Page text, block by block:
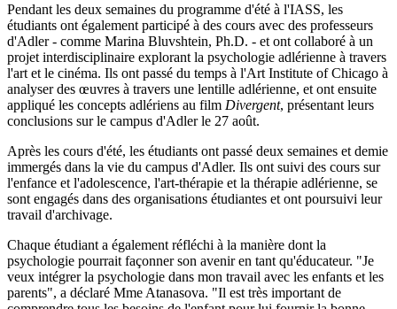
Pendant les deux semaines du programme d'été à l'IASS, les
étudiants ont également participé à des cours avec des professeurs
d'Adler - comme Marina Bluvshtein, Ph.D. - et ont collaboré à un
projet interdisciplinaire explorant la psychologie adlérienne à travers
l'art et le cinéma. Ils ont passé du temps à l'Art Institute of Chicago à
analyser des œuvres à travers une lentille adlérienne, et ont ensuite
appliqué les concepts adlériens au film Divergent, présentant leurs
conclusions sur le campus d'Adler le 27 août.
Après les cours d'été, les étudiants ont passé deux semaines et demie
immergés dans la vie du campus d'Adler. Ils ont suivi des cours sur
l'enfance et l'adolescence, l'art-thérapie et la thérapie adlérienne, se
sont engagés dans des organisations étudiantes et ont poursuivi leur
travail d'archivage.
Chaque étudiant a également réfléchi à la manière dont la
psychologie pourrait façonner son avenir en tant qu'éducateur. "Je
veux intégrer la psychologie dans mon travail avec les enfants et les
parents", a déclaré Mme Atanasova. "Il est très important de